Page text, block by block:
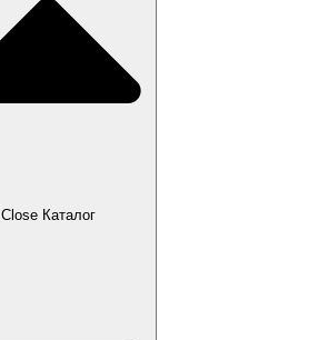
Close Каталог